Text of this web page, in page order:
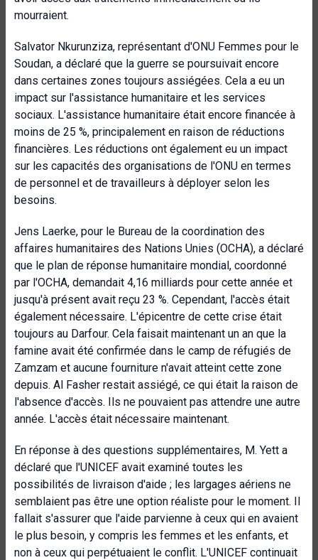
mourraient.
Salvator Nkurunziza, représentant d'ONU Femmes pour le
Soudan, a déclaré que la guerre se poursuivait encore
dans certaines zones toujours assiégées. Cela a eu un
impact sur l'assistance humanitaire et les services
sociaux. L'assistance humanitaire était encore financée à
moins de 25 %, principalement en raison de réductions
financières. Les réductions ont également eu un impact
sur les capacités des organisations de l'ONU en termes
de personnel et de travailleurs à déployer selon les
besoins.
Jens Laerke, pour le Bureau de la coordination des
affaires humanitaires des Nations Unies (OCHA), a déclaré
que le plan de réponse humanitaire mondial, coordonné
par l'OCHA, demandait 4,16 milliards pour cette année et
jusqu'à présent avait reçu 23 %. Cependant, l'accès était
également nécessaire. L'épicentre de cette crise était
toujours au Darfour. Cela faisait maintenant un an que la
famine avait été confirmée dans le camp de réfugiés de
Zamzam et aucune fourniture n'avait atteint cette zone
depuis. Al Fasher restait assiégé, ce qui était la raison de
l'absence d'accès. Ils ne pouvaient pas attendre une autre
année. L'accès était nécessaire maintenant.
En réponse à des questions supplémentaires, M. Yett a
déclaré que l'UNICEF avait examiné toutes les
possibilités de livraison d'aide ; les largages aériens ne
semblaient pas être une option réaliste pour le moment. Il
fallait s'assurer que l'aide parvienne à ceux qui en avaient
le plus besoin, y compris les femmes et les enfants, et
non à ceux qui perpétuaient le conflit. L'UNICEF continuait